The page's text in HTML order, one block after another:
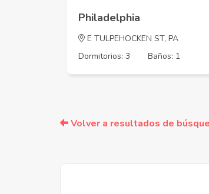
Philadelphia
E TULPEHOCKEN ST, PA
Dormitorios: 3
Baños: 1
Volver a resultados de